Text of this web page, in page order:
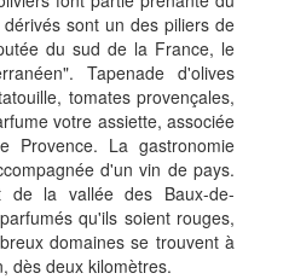
sont un des piliers de
du sud de la France, le
Tapenade d'olives
tomates provençales,
votre assiette, associée
Provence. La gastronomie
d'un vin de pays.
de la vallée des Baux-de-
qu'ils soient rouges,
domaines se trouvent à
dès deux kilomètres.